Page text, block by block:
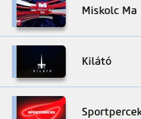
Miskolc Ma
Kilátó